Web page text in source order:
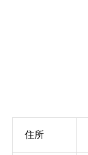
住所